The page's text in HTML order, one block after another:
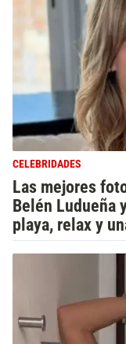
CELEBRIDADES
Las mejores
Belén Ludueña
playa, relax y